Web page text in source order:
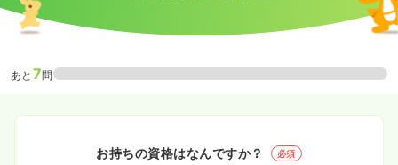
あと 7問
お持ちの資格はなんですか？ 必須